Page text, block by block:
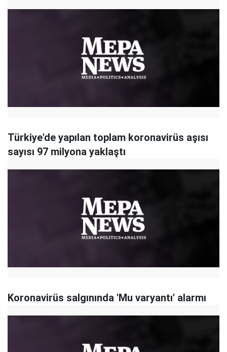
Türkiye'de yapılan toplam koronavirüs aşısı
sayısı 97 milyona yaklaştı
Koronavirüs salgınında 'Mu varyantı' alarmı